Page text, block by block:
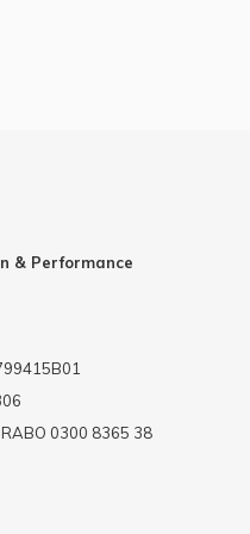
& Performance
0300 8365 38